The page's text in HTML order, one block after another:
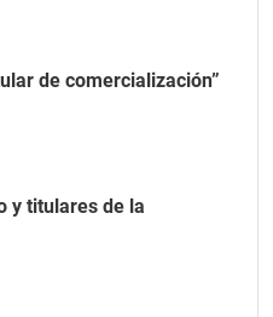
de comercialización”
y titulares de la